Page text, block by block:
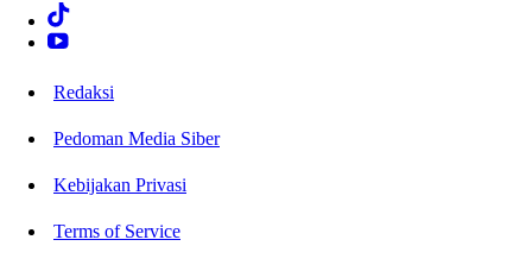
Redaksi
Pedoman Media Siber
Kebijakan Privasi
Terms of Service